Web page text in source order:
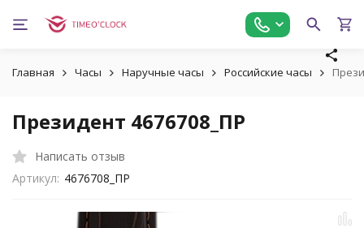
Главная Часы Наручные часы Российские часы
Президент 4676708_ПР
Написать отзыв
Артикул: 4676708_ПР